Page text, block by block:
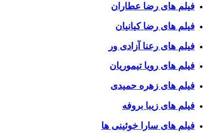
فیلم های رضا عطاران
فیلم های رضا کیانیان
فیلم های رعنا آزادی ور
فیلم های رویا تیموریان
فیلم های زهره حمیدی
فیلم های زیبا بروفه
فیلم های سارا خوئینی ها